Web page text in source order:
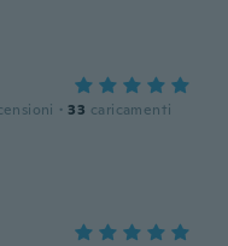
· 33 caricamenti